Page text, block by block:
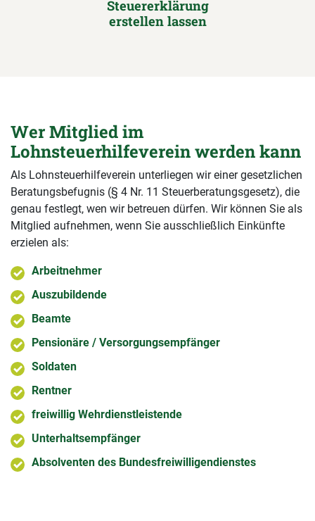
Steuererklärung
erstellen lassen
Wer Mitglied im
Lohnsteuerhilfeverein werden kann
Als Lohnsteuerhilfeverein unterliegen wir einer gesetzlichen
Beratungsbefugnis (§ 4 Nr. 11 Steuerberatungsgesetz), die
genau festlegt, wen wir betreuen dürfen. Wir können Sie als
Mitglied aufnehmen, wenn Sie ausschließlich Einkünfte
erzielen als:
Arbeitnehmer
Auszubildende
Beamte
Pensionäre / Versorgungsempfänger
Soldaten
Rentner
freiwillig Wehrdienstleistende
Unterhaltsempfänger
Absolventen des Bundesfreiwilligendienstes